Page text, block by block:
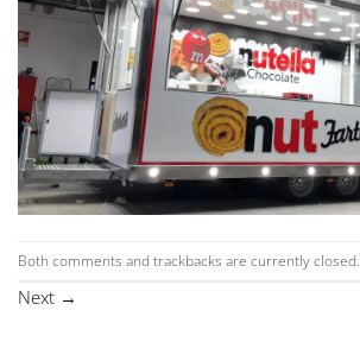
Both comments and trackbacks are currently closed.
Next →